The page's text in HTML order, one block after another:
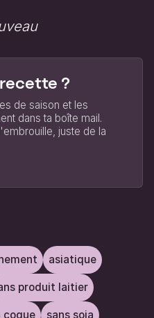
?
de saison et les
dans ta boîte mail.
juste de la
asiatique
produit laitier
coque sans soja